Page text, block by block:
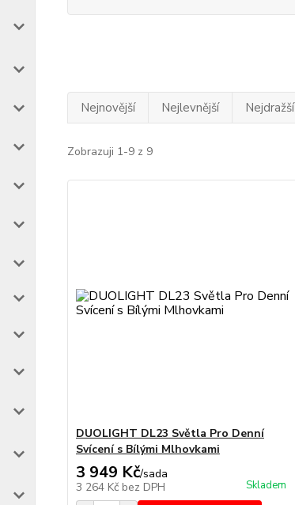
Nejnovější Nejlevnější Nejdražší
Zobrazuji 1-9 z 9
DUOLIGHT DL23 Světla Pro Denní
Svícení s Bílými Mlhovkami
3 949 Kč/sada
3 264 Kč bez DPH Skladem